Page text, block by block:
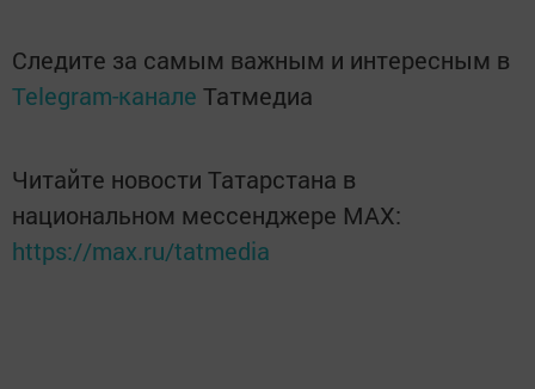
Следите за самым важным и интересным в
Telegram-канале Татмедиа
Читайте новости Татарстана в
национальном мессенджере MАХ:
https://max.ru/tatmedia